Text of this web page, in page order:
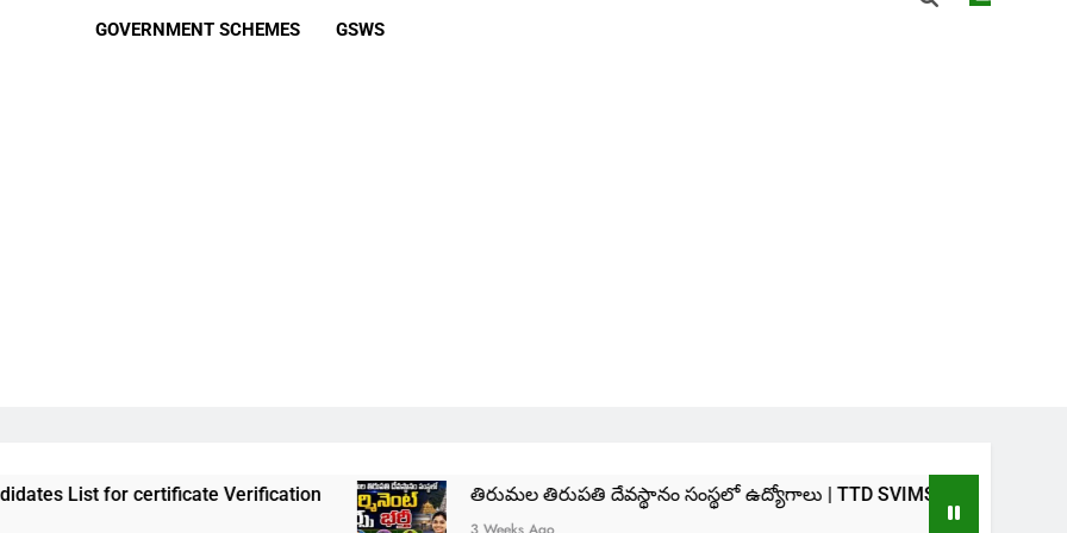
GOVERNMENT SCHEMES GSWS
certificate Verification తిరుమల తిరుపతి దేవస్థానం సంస్థలో ఉద్యోగాలు | TTD SVIMS Direct Recruitment 2026